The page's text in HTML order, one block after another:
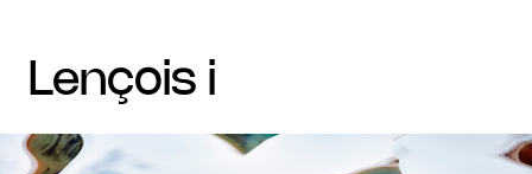
lençois i